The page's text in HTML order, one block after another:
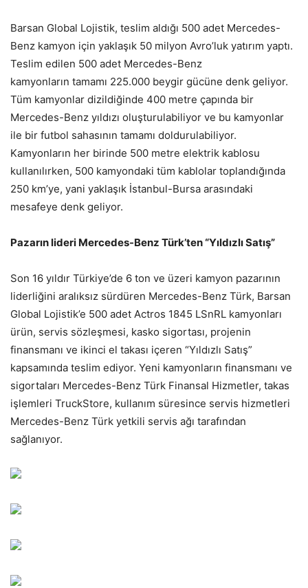
Barsan Global Lojistik, teslim aldığı 500 adet Mercedes-
Benz kamyon için yaklaşık 50 milyon Avro’luk yatırım yaptı.
Teslim edilen 500 adet Mercedes-Benz
kamyonların tamamı 225.000 beygir gücüne denk geliyor.
Tüm kamyonlar dizildiğinde 400 metre çapında bir
Mercedes-Benz yıldızı oluşturulabiliyor ve bu kamyonlar
ile bir futbol sahasının tamamı doldurulabiliyor.
Kamyonların her birinde 500 metre elektrik kablosu
kullanılırken, 500 kamyondaki tüm kablolar toplandığında
250 km’ye, yani yaklaşık İstanbul-Bursa arasındaki
mesafeye denk geliyor.
Pazarın lideri Mercedes-Benz Türk’ten “Yıldızlı Satış”
Son 16 yıldır Türkiye’de 6 ton ve üzeri kamyon pazarının
liderliğini aralıksız sürdüren Mercedes-Benz Türk, Barsan
Global Lojistik’e 500 adet Actros 1845 LSnRL kamyonları
ürün, servis sözleşmesi, kasko sigortası, projenin
finansmanı ve ikinci el takası içeren “Yıldızlı Satış”
kapsamında teslim ediyor. Yeni kamyonların finansmanı ve
sigortaları Mercedes-Benz Türk Finansal Hizmetler, takas
işlemleri TruckStore, kullanım süresince servis hizmetleri
Mercedes-Benz Türk yetkili servis ağı tarafından
sağlanıyor.